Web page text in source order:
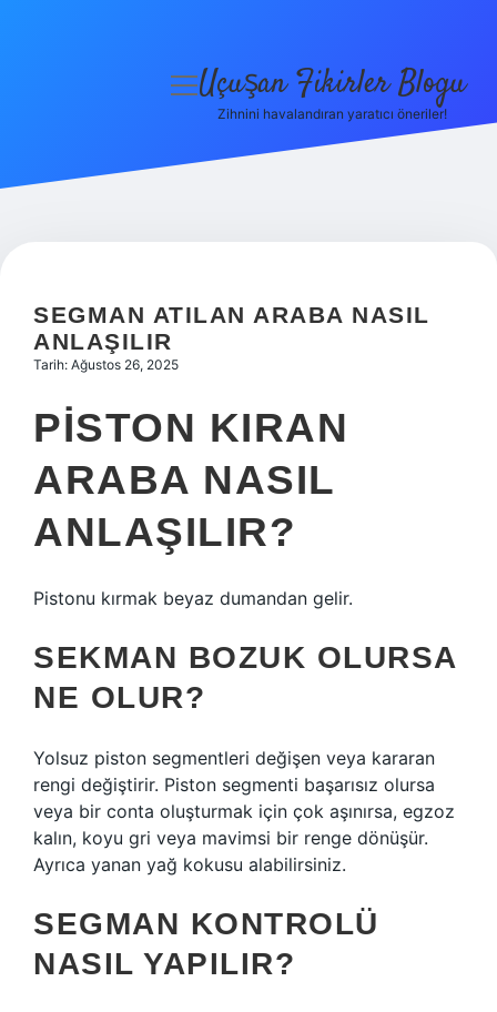
Hakkımızda
menüyü
Uçuşan Fikirler Blogu
Zihnini havalandıran yaratıcı öneriler!
SEGMAN ATILAN ARABA NASIL
ANLAŞILIR
Tarih: Ağustos 26, 2025
PISTON KIRAN
ARABA NASIL
ANLAŞILIR?
Pistonu kırmak beyaz dumandan gelir.
SEKMAN BOZUK OLURSA
NE OLUR?
Yolsuz piston segmentleri değişen veya kararan
rengi değiştirir. Piston segmenti başarısız olursa
veya bir conta oluşturmak için çok aşınırsa, egzoz
kalın, koyu gri veya mavimsi bir renge dönüşür.
Ayrıca yanan yağ kokusu alabilirsiniz.
SEGMAN KONTROLÜ
NASIL YAPILIR?